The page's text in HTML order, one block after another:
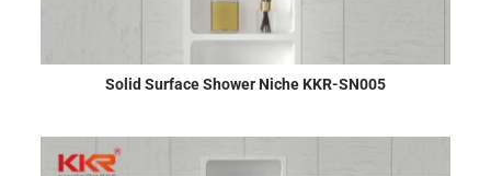
Solid Surface Shower Niche KKR-SN005